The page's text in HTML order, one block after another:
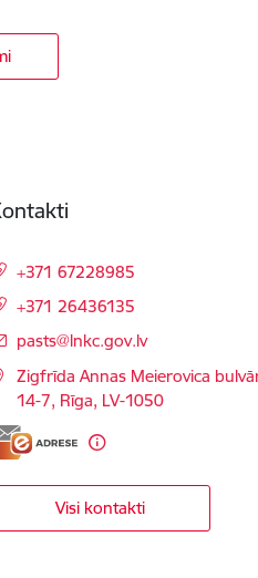
+371 67228985
+371 26436135
E-pasts:
pasts@lnkc.gov.lv
Zigfrīda Annas Meierovica
14-7, Rīga, LV-1050
Visi kontakti